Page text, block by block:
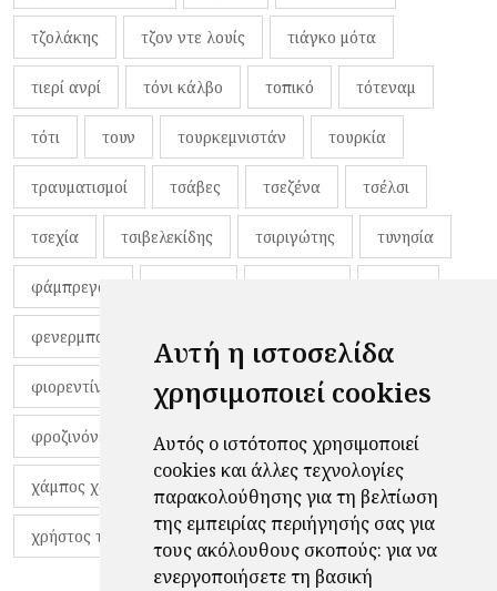
Αυτή η ιστοσελίδα
χρησιμοποιεί cookies
Αυτός ο ιστότοπος χρησιμοποιεί
cookies και άλλες τεχνολογίες
παρακολούθησης για τη βελτίωση
της εμπειρίας περιήγησής σας για
τους ακόλουθους σκοπούς: για να
ενεργοποιήσετε τη βασική
τζολάκης τζον ντε λουίς τιάγκο μότα
τιερί ανρί τόνι κάλβο τοπικό τότεναμ
τότι τουν τουρκεμνιστάν τουρκία
τραυματισμοί τσάβες τσεζένα τσέλσι
τσεχία τσιβελεκίδης τσιριγώτης τυνησία
φάμπρεγας
φενερμπαχτσέ φερνάντο τόρες φίλαθλοι
φιορεντίνα φιρμίνο φρανκ ντε μπουρ
φροζινόνε φωκικός χαβίτο
χάμπος χαραλάμπους χάρι πότερ
χρήστος τζόλης